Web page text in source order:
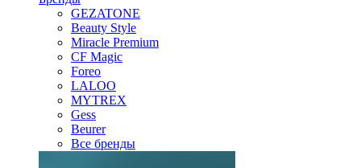
GEZATONE
Beauty Style
Miracle Premium
CF Magic
Foreo
LALOO
MYTREX
Gess
Beurer
Все бренды